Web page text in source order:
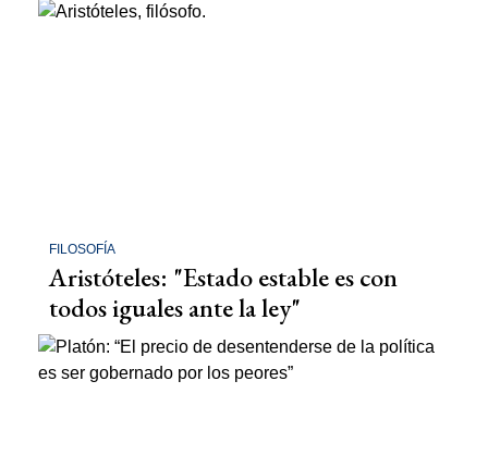
FILOSOFÍA
Aristóteles: "Estado estable es con
todos iguales ante la ley"